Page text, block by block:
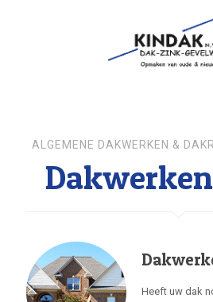
ALGEMENE DAKWERKEN &
Heeft uw dak